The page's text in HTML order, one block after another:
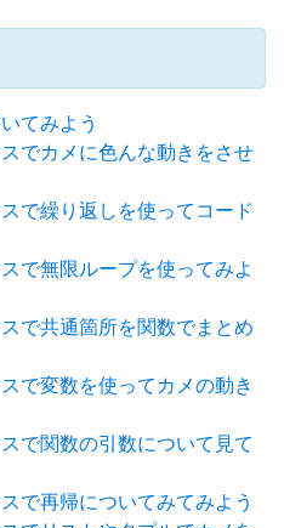
てみよう
でカメに色んな動きをさせ
で繰り返しを使ってコード
で無限ループを使ってみよ
で共通箇所を関数でまとめ
で変数を使ってカメの動き
で関数の引数について見て
で再帰についてみてみよう